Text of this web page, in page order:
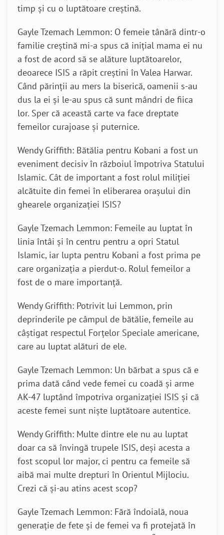
timp și cu o luptătoare creștină.
Gayle Tzemach Lemmon: O femeie tânără dintr-o
familie creștină mi-a spus că inițial mama ei nu
a fost de acord să se alăture luptătoarelor,
deoarece ISIS a răpit creștini în Valea Harwar.
Când părinții au mers la biserică, oamenii s-au
dus la ei și le-au spus că sunt mândri de fiica
lor. Sper că această carte va face dreptate
femeilor curajoase și puternice.
Wendy Griffith: Bătălia pentru Kobani a fost un
eveniment decisiv în războiul împotriva Statului
Islamic. Cât de important a fost rolul miliției
alcătuite din femei în eliberarea orașului din
ghearele organizației ISIS?
Gayle Tzemach Lemmon: Femeile au luptat în
linia întâi și în centru pentru a opri Statul
Islamic, iar lupta pentru Kobani a fost prima pe
care organizația a pierdut-o. Rolul femeilor a
fost de o mare importanță.
Wendy Griffith: Potrivit lui Lemmon, prin
deprinderile pe câmpul de bătălie, femeile au
câștigat respectul Forțelor Speciale americane,
care au luptat alături de ele.
Gayle Tzemach Lemmon: Un bărbat a spus că e
prima dată când vede femei cu coadă și arme
AK-47 luptând împotriva organizației ISIS și că
aceste femei sunt niște luptătoare autentice.
Wendy Griffith: Multe dintre ele nu au luptat
doar ca să învingă trupele ISIS, deși acesta a
fost scopul lor major, ci pentru ca femeile să
aibă mai multe drepturi în Orientul Mijlociu.
Crezi că și-au atins acest scop?
Gayle Tzemach Lemmon: Fără îndoială, noua
generație de fete și de femei va fi protejată în